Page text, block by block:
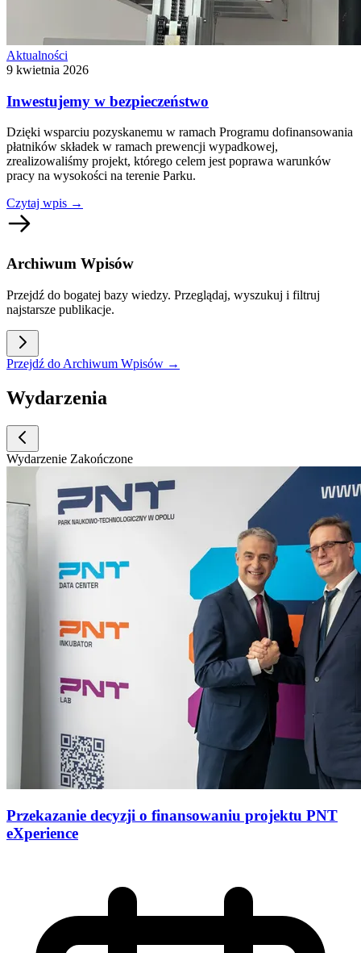
Aktualności
9 kwietnia 2026
Inwestujemy w bezpieczeństwo
Dzięki wsparciu pozyskanemu w ramach Programu dofinansowania
płatników składek w ramach prewencji wypadkowej,
zrealizowaliśmy projekt, którego celem jest poprawa warunków
pracy na wysokości na terenie Parku.
Czytaj wpis →
Archiwum Wpisów
Przejdź do bogatej bazy wiedzy. Przeglądaj, wyszukuj i filtruj
najstarsze publikacje.
Przejdź do Archiwum Wpisów →
Wydarzenia
Wydarzenie Zakończone
Przekazanie decyzji o finansowaniu projektu PNT
eXperience